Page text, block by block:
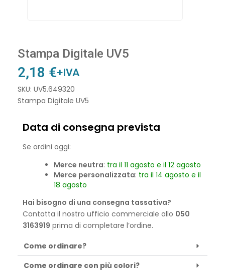
Stampa Digitale UV5
2,18 €+IVA
SKU: UV5.649320
Stampa Digitale UV5
Data di consegna prevista
Se ordini oggi:
Merce neutra: tra il 11 agosto e il 12 agosto
Merce personalizzata: tra il 14 agosto e il
18 agosto
Hai bisogno di una consegna tassativa?
Contatta il nostro ufficio commerciale allo 050
3163919 prima di completare l’ordine.
Come ordinare?
Come ordinare con più colori?